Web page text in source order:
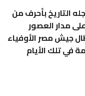
التاريخ بأحرف من
مدار العصور
جيش مصر الأوفياء
في تلك الأيام